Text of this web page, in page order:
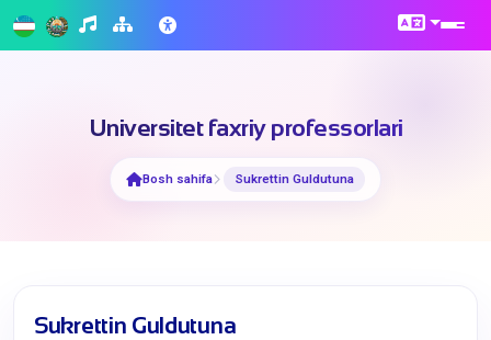
Universitet faxriy professorlari
Bosh sahifa Sukrettin Guldutuna
Sukrettin Guldutuna